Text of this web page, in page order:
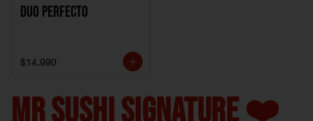
Duo perfecto
$14.990
MR SUSHI SIGNATURE ❤️